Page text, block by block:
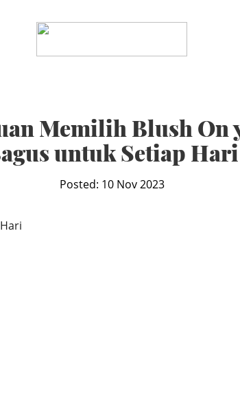
Memilih Blush On
untuk Setiap Hari
Posted: 10 Nov 2023